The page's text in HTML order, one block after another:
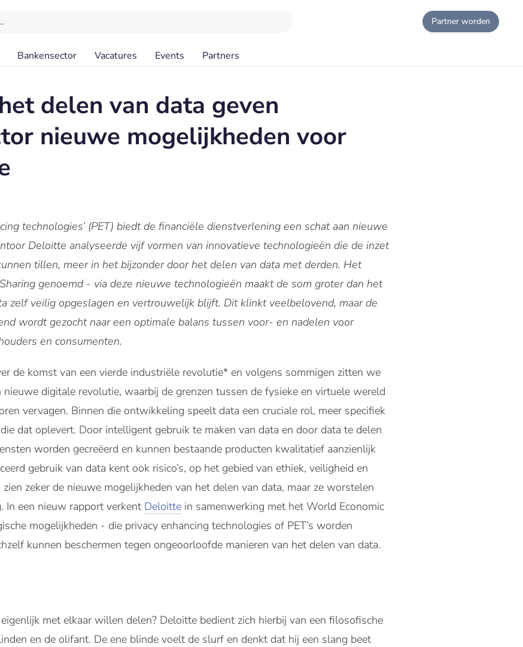
Partner worden
Bankensector Vacatures Events Partners
delen van data geven
nieuwe mogelijkheden voor
technologies’ (PET) biedt de financiële dienstverlening een schat aan nieuwe
Deloitte analyseerde vijf vormen van innovatieve technologieën die de inzet
tillen, meer in het bijzonder door het delen van data met derden. Het
genoemd - via deze nieuwe technologieën maakt de som groter dan het
zelf veilig opgeslagen en vertrouwelijk blijft. Dit klinkt veelbelovend, maar de
wordt gezocht naar een optimale balans tussen voor- en nadelen voor
en consumenten.
de komst van een vierde industriële revolutie* en volgens sommigen zitten we
digitale revolutie, waarbij de grenzen tussen de fysieke en virtuele wereld
vervagen. Binnen die ontwikkeling speelt data een cruciale rol, meer specifiek
dat oplevert. Door intelligent gebruik te maken van data en door data te delen
worden gecreëerd en kunnen bestaande producten kwalitatief aanzienlijk
gebruik van data kent ook risico’s, op het gebied van ethiek, veiligheid en
zien zeker de nieuwe mogelijkheden van het delen van data, maar ze worstelen
In een nieuw rapport verkent Deloitte in samenwerking met het World Economic
mogelijkheden - die privacy enhancing technologies of PET’s worden
kunnen beschermen tegen ongeoorloofde manieren van het delen van data.
met elkaar willen delen? Deloitte bedient zich hierbij van een filosofische
en de olifant. De ene blinde voelt de slurf en denkt dat hij een slang beet